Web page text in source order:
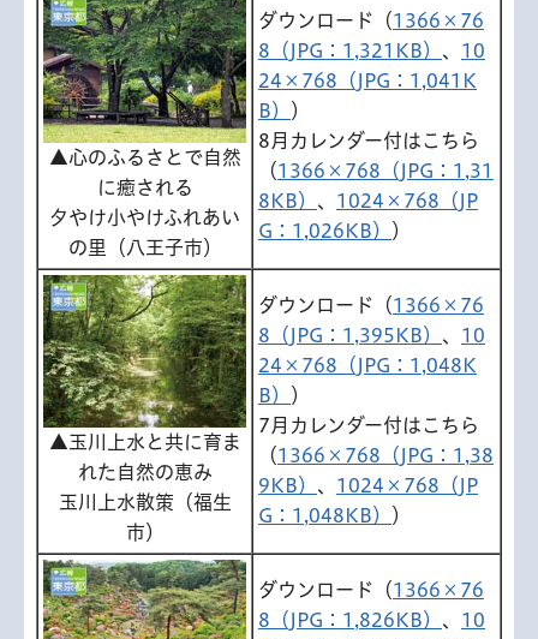
▲心のふるさとで自然
に癒される
夕やけ小やけふれあい
の里（八王子市）
ダウンロード（1366×76
8（JPG：1,321KB） 、 10
24×768（JPG：1,041K
B）
）
8月カレンダー付はこちら
（1366×768（JPG：1,31
8KB） 、 1024×768（JP
G：1,026KB）
）
▲玉川上水と共に育ま
れた自然の恵み
玉川上水散策（福生
市）
ダウンロード（1366×76
8（JPG：1,395KB） 、 10
24×768（JPG：1,048K
B）
）
7月カレンダー付はこちら
（1366×768（JPG：1,38
9KB） 、 1024×768（JP
G：1,048KB）
）
ダウンロード（1366×76
8（JPG：1,826KB） 、 10